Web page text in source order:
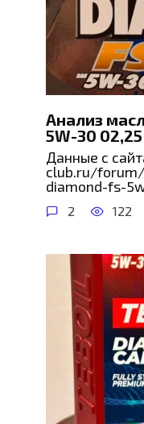
Анализ
5W-30 02,25
Данные с
club.ru/
diamond-fs-
2 122